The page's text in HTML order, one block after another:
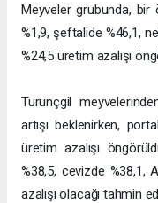
Meyveler grubunda, bir
%1,9, şeftalide %46,1,
%24,5 üretim azalışı
Turunçgil
artışı beklenirken,
üretim azalışı
%38,5, cevizde %38,1,
azalışı olacağı tahmin